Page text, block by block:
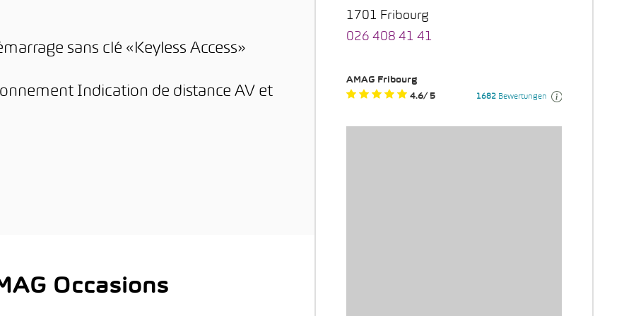
sans clé «Keyless Access»
Indication de distance AV et
Occasions
1701 Fribourg
026 408 41 41